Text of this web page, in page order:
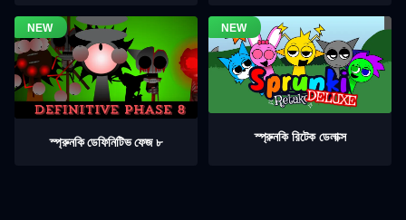
স্প্রুনকি ডেফিনিটিভ ফেজ ৮ স্প্রুনকি রিটেক ডেলাক্স